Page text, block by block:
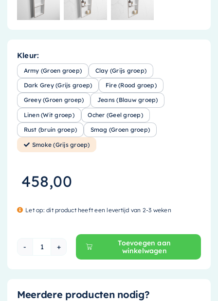
Kleur:
Army (Groen groep) Clay (Grijs groep)
Dark Grey (Grijs groep) Fire (Rood groep)
Greey (Groen groep) Jeans (Blauw groep)
Linen (Wit groep) Ocher (Geel groep)
Rust (bruin groep) Smag (Groen groep)
Smoke (Grijs groep)
458,00
Let op: dit product heeft een levertijd van 2-3 weken
Mondiaz EASY Nis - 89.5x29.5cm - solid
Toevoegen aan
winkelwagen
Meerdere producten nodig?